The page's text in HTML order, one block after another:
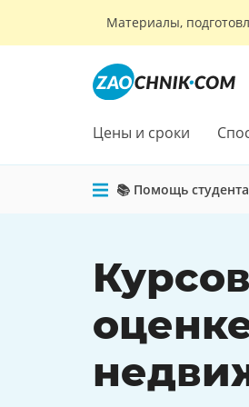
Материалы,
Цены и сроки
📚 Помощь